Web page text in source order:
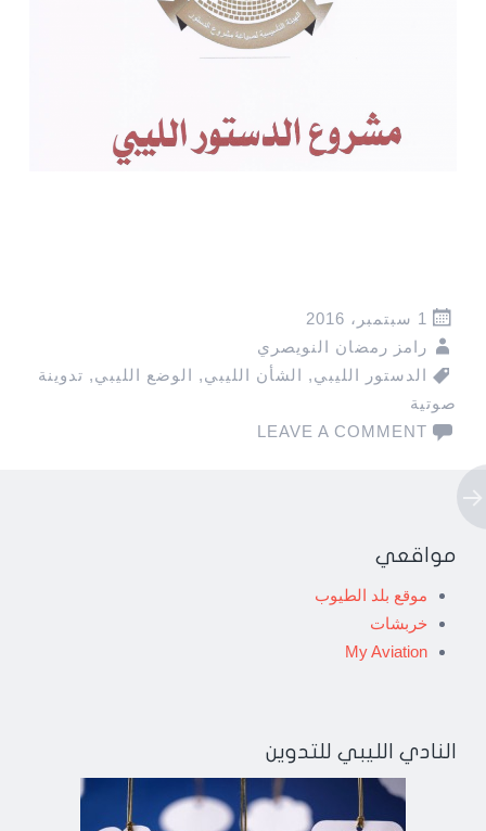
1 سبتمبر، 2016
رامز رمضان النويصري
الدستور الليبي, الشأن الليبي, الوضع الليبي, تدوينة
صوتية
LEAVE A COMMENT
Posts
navigation
مواقعي
موقع بلد الطيوب
خربشات
My Aviation
النادي الليبي للتدوين